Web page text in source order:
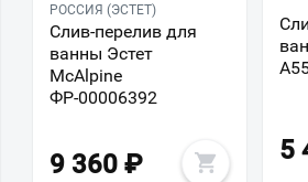
РОССИЯ (ЭСТЕТ)
Слив-перелив для
ванны Эстет
McAlpine
ФР-00006392
9 360 ₽ 5